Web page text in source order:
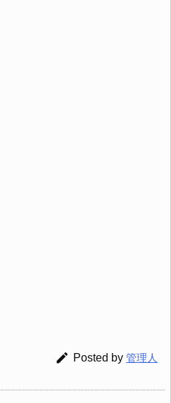
 Posted by 管理人